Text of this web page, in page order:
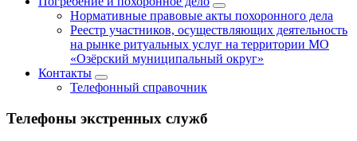
Нормативные правовые акты похоронного дела
Реестр участников, осуществляющих деятельность
на рынке ритуальных услуг на территории МО
«Озёрский муниципальный округ»
Контакты
Телефонный справочник
Телефоны экстренных служб